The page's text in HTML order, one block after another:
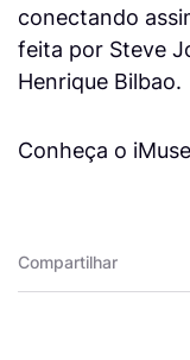
conectando
feita por Steve
Henrique Bilbao.
Conheça o
Compartilhar